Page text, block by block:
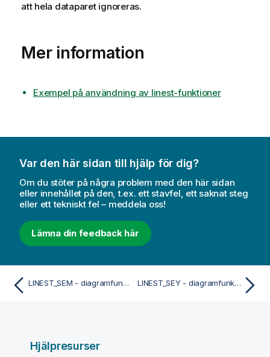
att hela dataparet ignoreras.
Mer information
Exempel på användning av linest-funktioner
Var den här sidan till hjälp för dig?
Om du stöter på några problem med den här sidan
eller innehållet på den, t.ex. ett stavfel, ett saknat steg
eller ett tekniskt fel – meddela oss!
Lämna din feedback här
LINEST_SEM - diagramfunktion LINEST_SEY - diagramfunktion
Hjälpresurser